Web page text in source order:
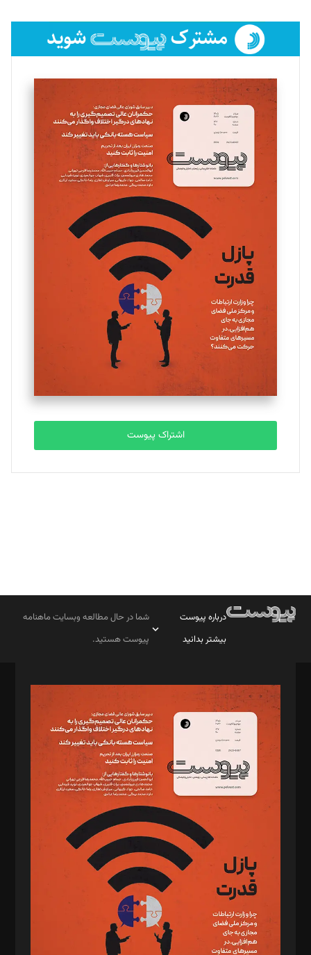
فائزه فتحی رستمی
تحریریه
سروش کرمیان
تحریریه
مینا پاکدل
یسنا امان‌پور
تحریریه
ملینا جعفری
تحریریه
مصطفی مسجدی آرانی
تحریریه
بابک نقاش
تحریریه
اشتراک پیوست
درباره پیوست
بیشتر بدانید
شما در حال مطالعه وبسایت ماهنامه
پیوست هستید.
مدیر مسئول: محمدباقر اثنی‌عشری
سردبیر: مهرک محمودی
دبیر تحریریه: میثم قاسمی
د‌بیر ناداستان: سمانه سمیع
د‌بیر خدمت و تجارت: ابوالفضل رجبی
د‌بیر حقوق فناوری: حسام‌الدین ایپکچی
د‌بیر پیوست جهان: مینا پاکدل
د‌بیر تحریریه آنلاین: بابک نقاش
تحریریه‌: مجتبی محمود‌ی، آرش برهمند، یسنا امان‌پور، سروش کرمیان،
مصطفی مسجدی آرانی، ابوالفضل رجبی، زهرا فکرانه، فائزه فتحی
رستمی،مصطفی باستان
ویرایش: نگار استاد‌‌آقا
طراح یونیفرم: مجید توکلی
فیلمبرداری و عکاسی: امیر شفیعی، مانی لطفی زاده